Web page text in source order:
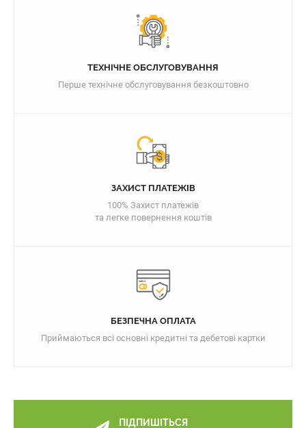
ТЕХНІЧНЕ ОБСЛУГОВУВАННЯ
Перше технічне обслуговування безкоштовно
ЗАХИСТ ПЛАТЕЖІВ
100% Захист платежів
та легке повернення коштів
БЕЗПЕЧНА ОПЛАТА
Приймаються всі основні кредитні та дебетові картки
ПІДПИШІТЬСЯ